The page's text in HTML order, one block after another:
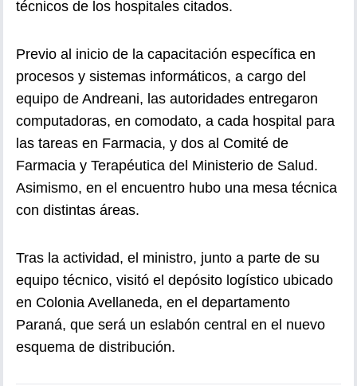
técnicos de los hospitales citados.
Previo al inicio de la capacitación específica en
procesos y sistemas informáticos, a cargo del
equipo de Andreani, las autoridades entregaron
computadoras, en comodato, a cada hospital para
las tareas en Farmacia, y dos al Comité de
Farmacia y Terapéutica del Ministerio de Salud.
Asimismo, en el encuentro hubo una mesa técnica
con distintas áreas.
Tras la actividad, el ministro, junto a parte de su
equipo técnico, visitó el depósito logístico ubicado
en Colonia Avellaneda, en el departamento
Paraná, que será un eslabón central en el nuevo
esquema de distribución.